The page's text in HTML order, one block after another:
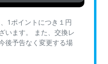
1ポイントにつき１円
います。 また、交換レ
後予告なく変更する場